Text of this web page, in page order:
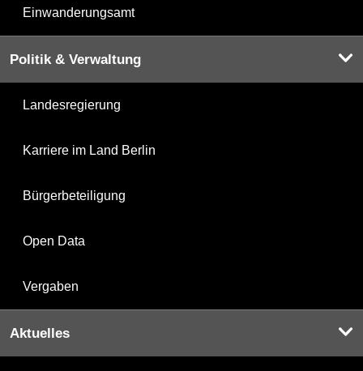
Einwanderungsamt
Politik & Verwaltung
Landesregierung
Karriere im Land Berlin
Bürgerbeteiligung
Open Data
Vergaben
Aktuelles